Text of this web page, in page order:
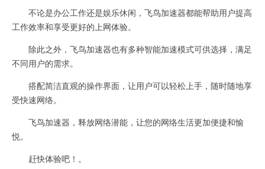
不论是办公工作还是娱乐休闲，飞鸟加速器都能帮助用户提高
工作效率和享受更好的上网体验。
除此之外，飞鸟加速器也有多种智能加速模式可供选择，满足
不同用户的需求。
搭配简洁直观的操作界面，让用户可以轻松上手，随时随地享
受快速网络。
飞鸟加速器，释放网络潜能，让您的网络生活更加便捷和愉
悦。
赶快体验吧！。